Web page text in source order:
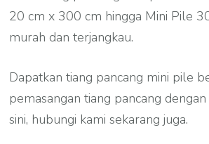
20 cm x 300 cm hingga Mini Pile
murah dan terjangkau.
Dapatkan tiang pancang mini pile
pemasangan tiang pancang
sini, hubungi kami sekarang juga.